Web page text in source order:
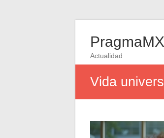
PragmaMX
Actualidad
Vida